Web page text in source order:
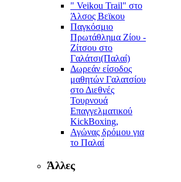
" Veikou Trail" στο
Άλσος Βεϊκου
Παγκόσμιο
Πρωτάθλημα Ζίου -
Ζίτσου στο
Γαλάτσι(Παλαί)
Δωρεάν είσοδος
μαθητών Γαλατσίου
στο Διεθνές
Τουρνουά
Επαγγελματικού
KickBoxing,
Αγώνας δρόμου για
το Παλαί
Άλλες